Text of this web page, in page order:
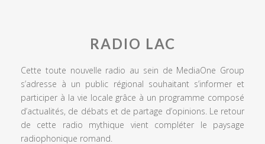
RADIO LAC
Cette toute nouvelle radio au sein de MediaOne Group
s’adresse à un public régional souhaitant s’informer et
participer à la vie locale grâce à un programme composé
d’actualités, de débats et de partage d’opinions. Le retour
de cette radio mythique vient compléter le paysage
radiophonique romand.